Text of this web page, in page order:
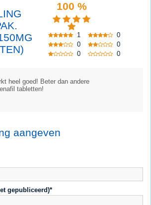
100 %
1
0
0
0
0
0
heel goed! Beter dan andere
tabletten!
aangeven
gepubliceerd)*